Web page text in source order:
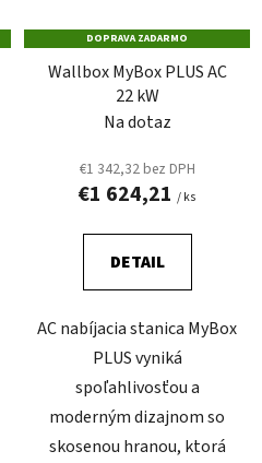
DOPRAVA ZADARMO
Wallbox MyBox PLUS AC
22 kW
Na dotaz
€1 342,32 bez DPH
€1 624,21 / ks
DETAIL
AC nabíjacia stanica MyBox
PLUS vyniká
spoľahlivosťou a
moderným dizajnom so
skosenou hranou, ktorá